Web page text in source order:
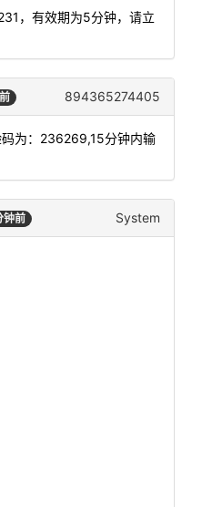
，有效期为5分钟，请立
894365274405
码为：236269,15分钟内输
钟前 System